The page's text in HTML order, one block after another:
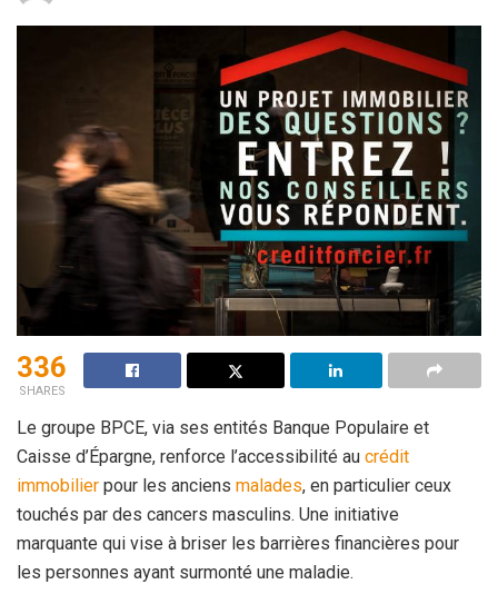
336
SHARES
Le groupe BPCE, via ses entités Banque Populaire et
Caisse d’Épargne, renforce l’accessibilité au crédit
immobilier pour les anciens malades, en particulier ceux
touchés par des cancers masculins. Une initiative
marquante qui vise à briser les barrières financières pour
les personnes ayant surmonté une maladie.